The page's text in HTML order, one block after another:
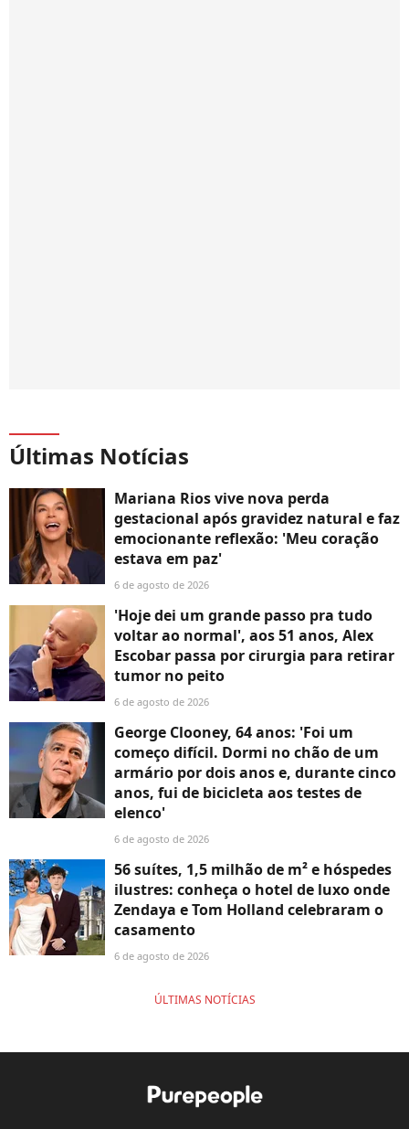
Últimas Notícias
Mariana Rios vive nova perda
gestacional após gravidez natural e faz
emocionante reflexão: 'Meu coração
estava em paz'
6 de agosto de 2026
'Hoje dei um grande passo pra tudo
voltar ao normal', aos 51 anos, Alex
Escobar passa por cirurgia para retirar
tumor no peito
6 de agosto de 2026
George Clooney, 64 anos: 'Foi um
começo difícil. Dormi no chão de um
armário por dois anos e, durante cinco
anos, fui de bicicleta aos testes de
elenco'
6 de agosto de 2026
56 suítes, 1,5 milhão de m² e hóspedes
ilustres: conheça o hotel de luxo onde
Zendaya e Tom Holland celebraram o
casamento
6 de agosto de 2026
ÚLTIMAS NOTÍCIAS